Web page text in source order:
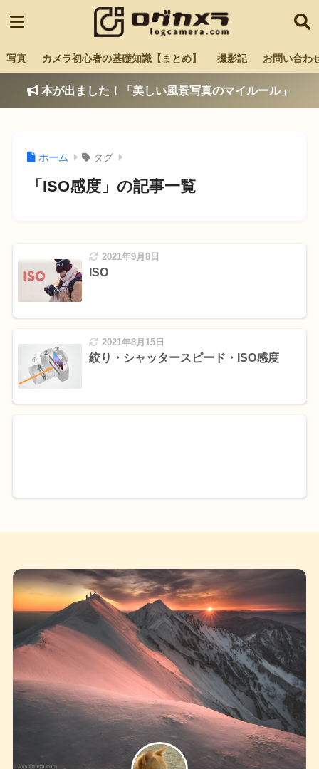
写真 カメラ初心者の基礎知識【まとめ】 撮影記 お問い合わ
本が出ました！「美しい風景写真のマイルール」
ホーム タグ
「ISO感度」の記事一覧
2021年9月8日
ISO
2021年8月15日
絞り・シャッタースピード・ISO感度